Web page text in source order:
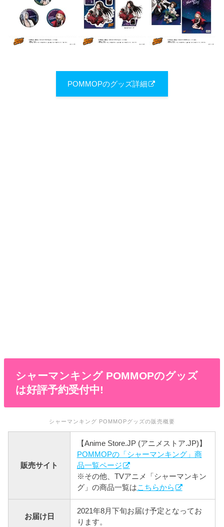
POMMOPのグッズ詳細
シャーマンキング POMMOPのグッズ
は好評予約受付中!
シャーマンキング POMMOPグッズの販売概要
販売サイト
【Anime Store.JP (アニメストア.JP)】
POMMOPの「シャーマンキング」商
品一覧ページ
※その他、TVアニメ「シャーマンキン
グ」の商品一覧はこちらから
お届け日
2021年8月下旬お届け予定となってお
ります。